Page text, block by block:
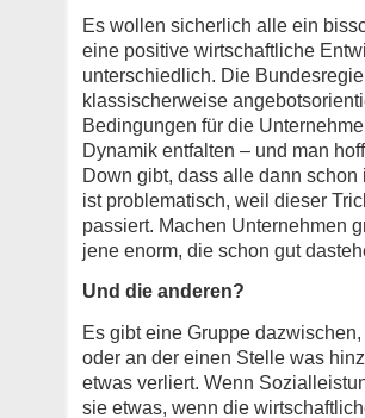
Es wollen sicherlich alle ein
eine positive wirtschaftliche
unterschiedlich. Die
klassischerweise
Bedingungen für die
Dynamik entfalten – und man
Down gibt, dass alle dann
ist problematisch, weil dieser
passiert. Machen Unternehmen
jene enorm, die schon gut
Und die anderen?
Es gibt eine Gruppe
oder an der einen Stelle was
etwas verliert. Wenn
sie etwas, wenn die